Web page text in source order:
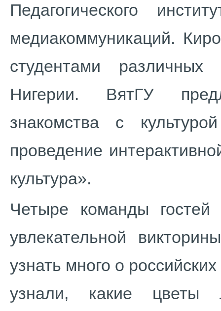
Педагогического
медиакоммуникаций.
студентами
Нигерии. ВятГУ
знакомства с
проведение
культура».
Четыре команды
увлекательной
узнать много о
узнали, какие цветы